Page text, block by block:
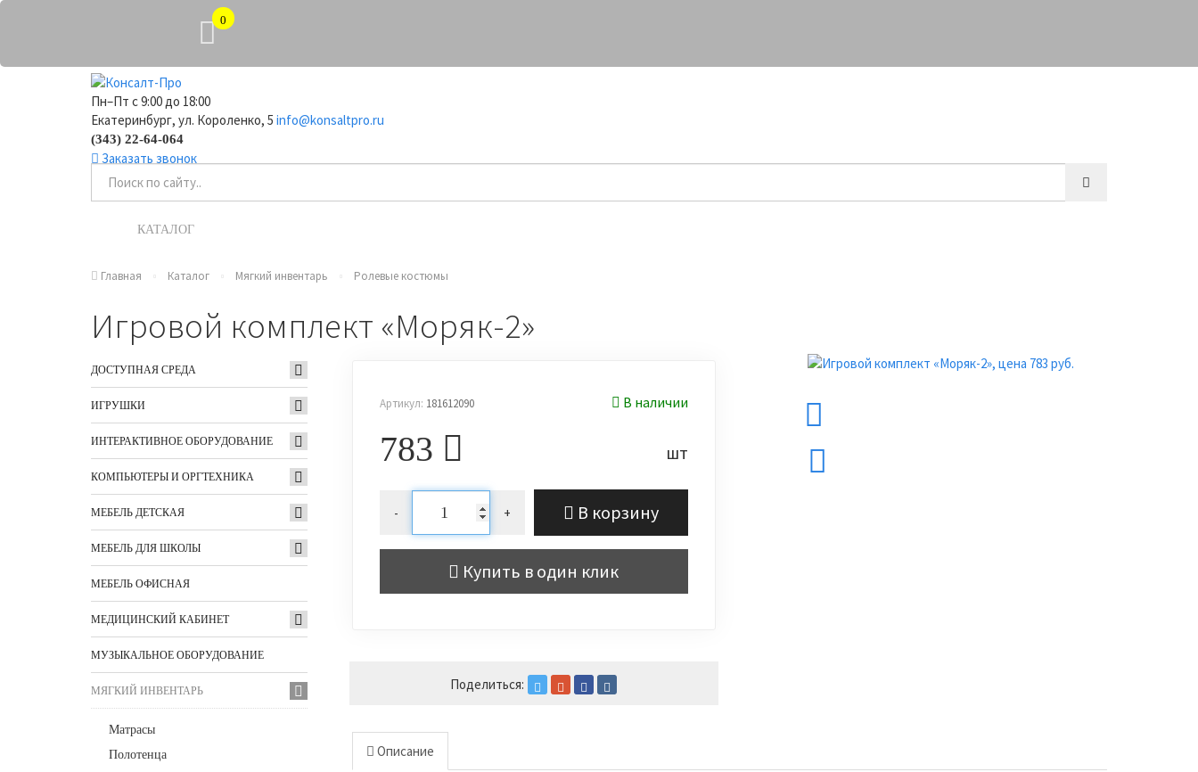
0
Пн–Пт с 9:00 до 18:00
Екатеринбург, ул. Короленко, 5 info@konsaltpro.ru
(343) 22-64-064
Заказать звонок
КАТАЛОГ
Главная Каталог Мягкий инвентарь Ролевые костюмы
Игровой комплект «Моряк-2»
ДОСТУПНАЯ СРЕДА
ИГРУШКИ
ИНТЕРАКТИВНОЕ ОБОРУДОВАНИЕ
КОМПЬЮТЕРЫ И ОРГТЕХНИКА
МЕБЕЛЬ ДЕТСКАЯ
МЕБЕЛЬ ДЛЯ ШКОЛЫ
МЕБЕЛЬ ОФИСНАЯ
МЕДИЦИНСКИЙ КАБИНЕТ
МУЗЫКАЛЬНОЕ ОБОРУДОВАНИЕ
МЯГКИЙ ИНВЕНТАРЬ
Матрасы
Полотенца
Артикул: 181612090 В наличии
783 шт
- + В корзину
Купить в один клик
Поделиться:
Описание